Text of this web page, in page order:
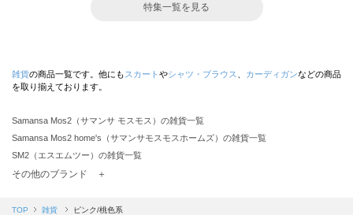
特集一覧を見る
雑貨の商品一覧です。他にも スカート やシャツ・ブラウス カーディガンなどの商品
を取り揃えております。
Samansa Mos2（サマンサ モスモス）の雑貨一覧
Samansa Mos2 home's（サマンサモスモスホームズ）の雑貨一覧
SM2（エスエムツー）の雑貨一覧
TSUHARU by Samansa Mos2（ツハルバイサマンサモスモス）の雑貨一覧
Samansa Mos2 blue（サマンサモスモス ブルー）の雑貨一覧
その他のブランド ＋
TOP 雑貨 ピンク/桃色系